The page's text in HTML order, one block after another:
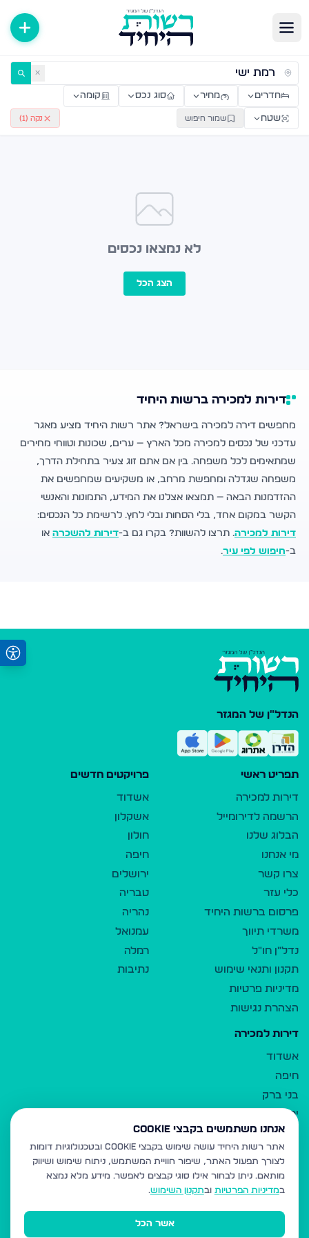
דירות למכירה ולהשכרה — רשות היחיד ✕
חדרים מחיר סוג נכס קומה
שטח שמור חיפוש נקה ( 1
)
לא נמצאו נכסים
הצג הכל
דירות למכירה ברשות היחיד
מחפשים דירה למכירה בישראל? אתר רשות היחיד מציע מאגר
עדכני של נכסים למכירה מכל הארץ — ערים, שכונות וטווחי מחירים
שמתאימים לכל משפחה. בין אם אתם זוג צעיר בתחילת הדרך,
משפחה שגדלה ומחפשת מרחב, או משקיעים שמחפשים את
ההזדמנות הבאה — תמצאו אצלנו את המידע, התמונות והאנשי
הקשר במקום אחד, בלי הסחות ובלי לחץ. לרשימת כל הנכסים:
דירות למכירה. תרצו להשוות? בקרו גם ב-דירות להשכרה או
ב-חיפוש לפי עיר.
הנדל"ן של המגזר
תפריט ראשי
דירות למכירה
הרשמה לדירומייל
הבלוג שלנו
מי אנחנו
צרו קשר
כלי עזר
פרסום ברשות היחיד
משרדי תיווך
נדל"ן חו"ל
תקנון ותנאי שימוש
מדיניות פרטיות
הצהרת נגישות
פרויקטים חדשים
אשדוד
אשקלון
חולון
חיפה
ירושלים
טבריה
נהריה
עמנואל
רמלה
נתיבות
דירות למכירה
אשדוד
חיפה
בני ברק
ירושלים
אלעד
גבעת זאב
בית שמש
רכסים
מודיעין עילית
אנחנו משתמשים בקבצי Cookie
אתר רשות היחיד עושה שימוש בקבצי Cookie ובטכנולוגיות דומות
לצורך תפעול האתר, שיפור חוויית המשתמש, ניתוח שימוש ושיווק
מותאם. ניתן לבחור אילו סוגי קבצים לאפשר. מידע מלא נמצא
במדיניות הפרטיות ובתקנון השימוש.
אשר הכל